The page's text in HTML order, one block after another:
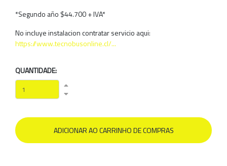
*Segundo año $44.700 + IVA*
No incluye instalacion contratar servicio aqui:
https://www.tecnobusonline.cl/...
QUANTIDADE: